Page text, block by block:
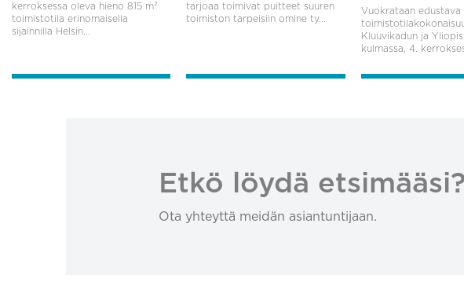
kerroksessa oleva hieno 815 m²
toimistotila erinomaisella
sijainnilla Helsin...
tarjoaa toimivat puitteet suuren
toimiston tarpeisiin omine ty...
Vuokrataan edustava
Kluuvikadun ja
kulmassa, 4.
Etkö löydä etsimääsi?
Ota yhteyttä meidän asiantuntijaan.